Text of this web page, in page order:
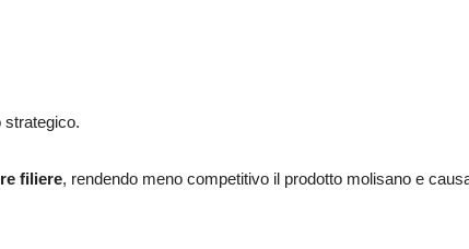
strategico.
filiere, rendendo meno competitivo il prodotto molisano e